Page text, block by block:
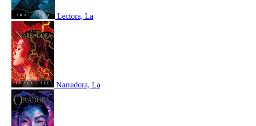
Lectora, La
Narradora, La